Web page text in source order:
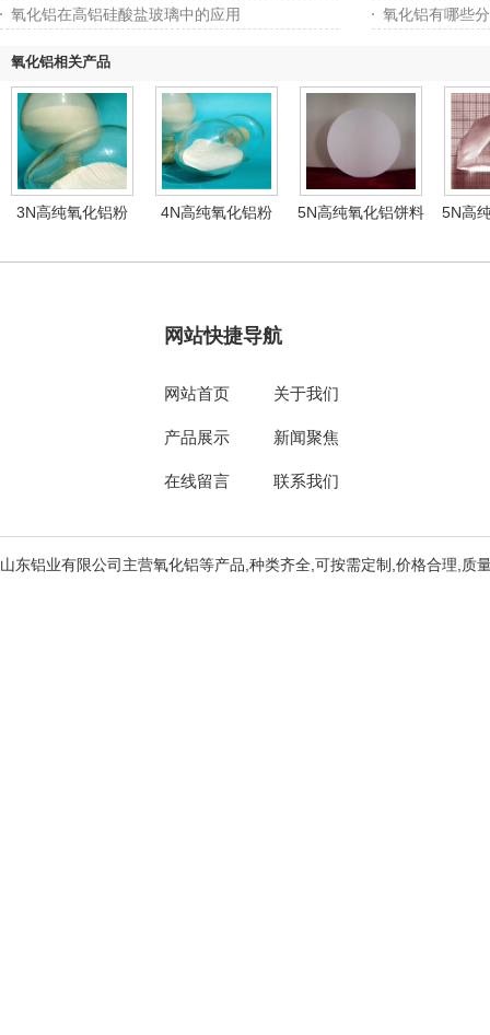
氧化铝在高铝硅酸盐玻璃中的应用
氧化铝有哪些
氧化铝相关产品
3N高纯氧化铝粉 4N高纯氧化铝粉 5N高纯氧化铝饼料 5N高
网站快捷导航
网站首页 关于我们
产品展示 新闻聚焦
在线留言 联系我们
山东铝业有限公司主营氧化铝等产品,种类齐全,可按需定制,价格合理,质